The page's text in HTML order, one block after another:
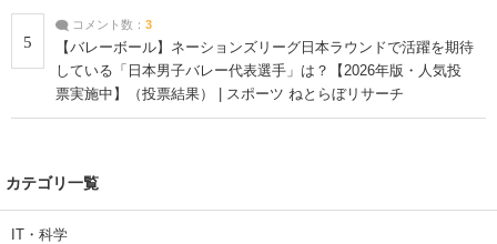
5
コメント数： 3
【バレーボール】ネーションズリーグ日本ラウンドで活躍を期待
している「日本男子バレー代表選手」は？【2026年版・人気投
票実施中】（投票結果） | スポーツ ねとらぼリサーチ
カテゴリ一覧
IT・科学